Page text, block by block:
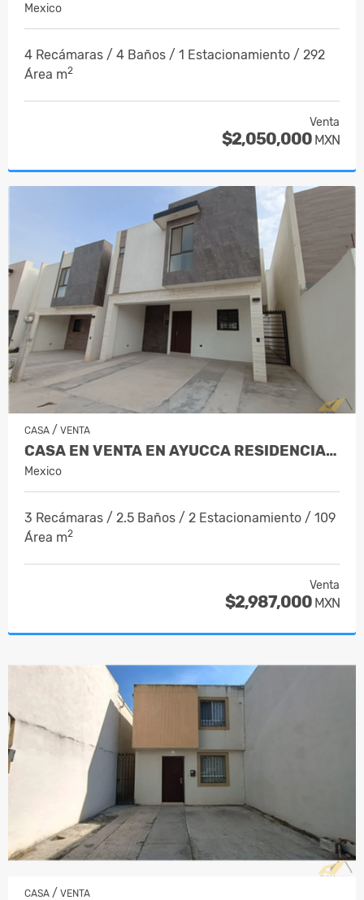
Mexico
4 Recámaras / 4 Baños / 1 Estacionamiento / 292
Área m2
Venta
$2,050,000 MXN
CASA / VENTA
CASA EN VENTA EN AYUCCA RESIDENCIAL G…
Mexico
3 Recámaras / 2.5 Baños / 2 Estacionamiento / 109
Área m2
Venta
$2,987,000 MXN
CASA / VENTA